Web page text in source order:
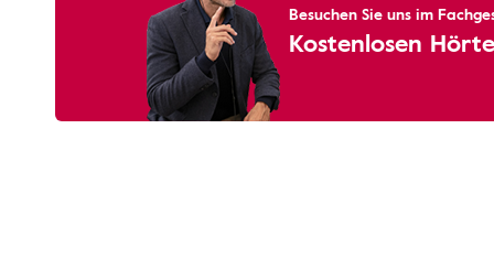
Besuchen Sie uns im
Kostenlosen